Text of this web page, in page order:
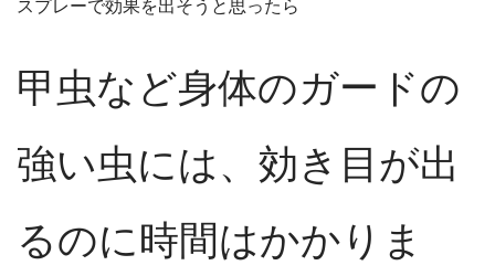
スプレーで効果を出そうと思ったら
甲虫など身体のガードの
強い虫には、効き目が出
るのに時間はかかりま